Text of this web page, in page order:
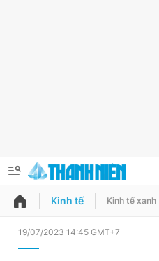
QUẢNG CÁO
Kinh tế Kinh tế xanh
19/07/2023 14:45 GMT+7